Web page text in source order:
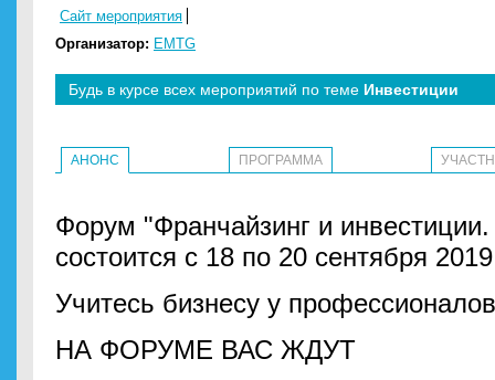
Сайт мероприятия
Организатор: EMTG
Будь в курсе всех мероприятий по теме Инвестиции
АНОНС ПРОГРАММА
Форум "Франчайзинг и
состоится с 18 по 20 сентября
Учитесь бизнесу у профессионалов
НА ФОРУМЕ ВАС ЖДУТ